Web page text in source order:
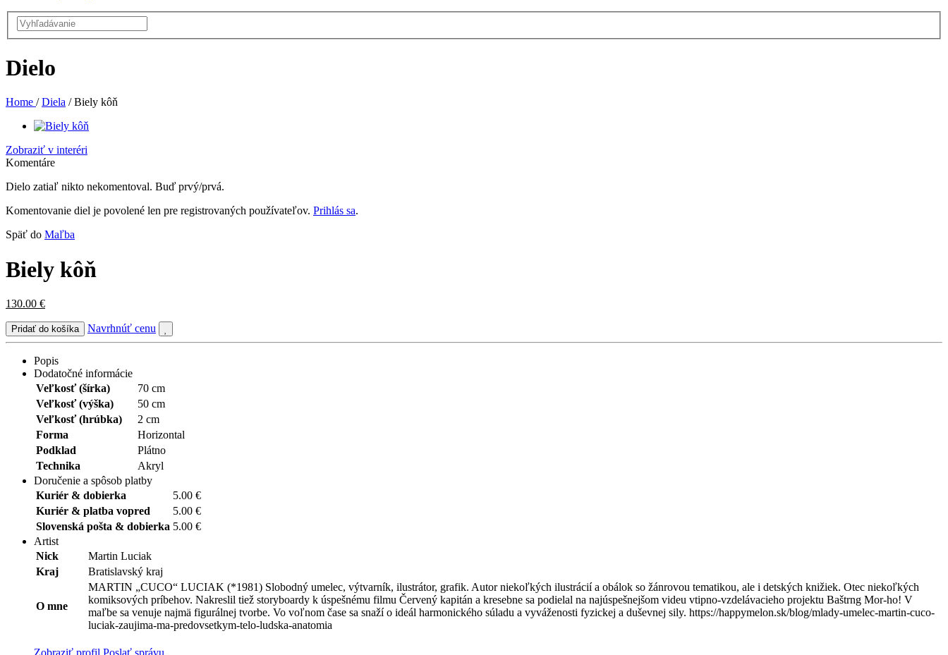
Dielo
Home / Diela /Biely kôň
Zobraziť v interéri
Komentáre
Dielo zatiaľ nikto nekomentoval. Buď prvý/prvá.
Komentovanie diel je povolené len pre registrovaných používateľov. Prihlás sa.
Späť do Maľba
Biely kôň
130.00 €
Navrhnúť cenu
Popis
Dodatočné informácie
Veľkosť (šírka)
70 cm
Veľkosť (výška)
50 cm
Veľkosť (hrúbka)
2 cm
Forma
Horizontal
Podklad
Plátno
Technika
Akryl
Doručenie a spôsob platby
Kuriér & dobierka
5.00 €
Kuriér & platba vopred
5.00 €
Slovenská pošta & dobierka 5.00 €
Artist
Nick
Martin Luciak
Kraj
Bratislavský kraj
O mne
MARTIN „CUCO“ LUCIAK (*1981) Slobodný umelec, výtvarník, ilustrátor, grafik. Autor niekoľkých ilustrácií a obálok so žánrovou tematikou, ale i detských knižiek. Otec niekoľkých
komiksových príbehov. Nakreslil tiež storyboardy k úspešnému filmu Červený kapitán a kresebne sa podielal na najúspešnejšom videu vtipno-vzdelávacieho projektu Baštrng Mor-ho! V
maľbe sa venuje najmä figurálnej tvorbe. Vo voľnom čase sa snaží o ideál harmonického súladu a vyváženosti fyzickej a duševnej sily. https://happymelon.sk/blog/mlady-umelec-martin-cuco-
luciak-zaujima-ma-predovsetkym-telo-ludska-anatomia
Zobraziť profil Poslať správu